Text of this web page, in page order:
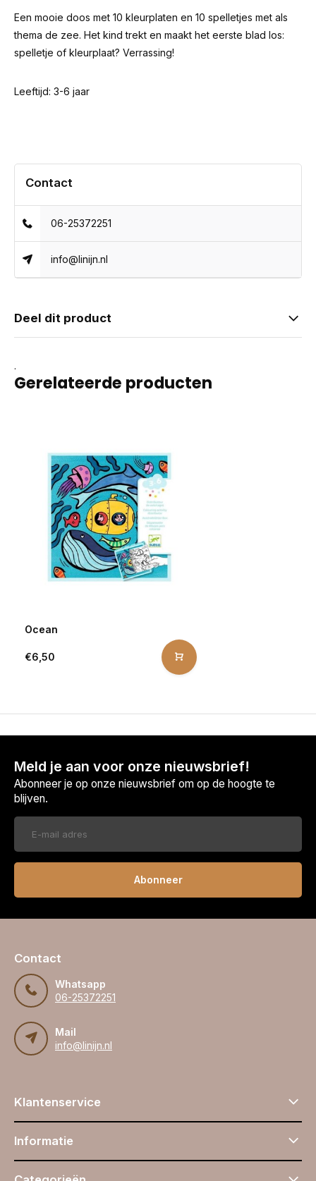
Een mooie doos met 10 kleurplaten en 10 spelletjes met als
thema de zee. Het kind trekt en maakt het eerste blad los:
spelletje of kleurplaat? Verrassing!
Leeftijd: 3-6 jaar
Contact
06-25372251
info@linijn.nl
Deel dit product
.
Gerelateerde producten
Ocean
€6,50
Meld je aan voor onze nieuwsbrief!
Abonneer je op onze nieuwsbrief om op de hoogte te
blijven.
Abonneer
Contact
Whatsapp
06-25372251
Mail
info@linijn.nl
Klantenservice
Informatie